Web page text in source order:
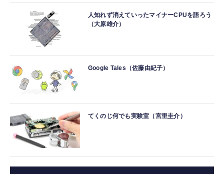
人知れず消えていったマイナーCPUを語ろう
（大原雄介）
Google Tales（佐藤由紀子）
てくのじ何でも実験室（宮里圭介）